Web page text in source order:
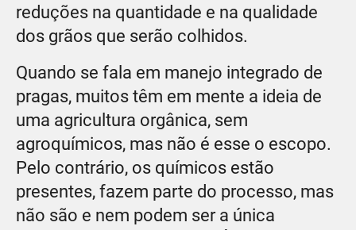
reduções na quantidade e na qualidade
dos grãos que serão colhidos.
Quando se fala em manejo integrado de
pragas, muitos têm em mente a ideia de
uma agricultura orgânica, sem
agroquímicos, mas não é esse o escopo.
Pelo contrário, os químicos estão
presentes, fazem parte do processo, mas
não são e nem podem ser a única